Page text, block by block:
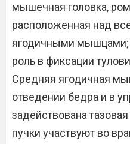
мышечная головка,
расположенная над
ягодичными мышцами;
роль в фиксации
Средняя ягодичная
отведении бедра и в
задействована
пучки участвуют во